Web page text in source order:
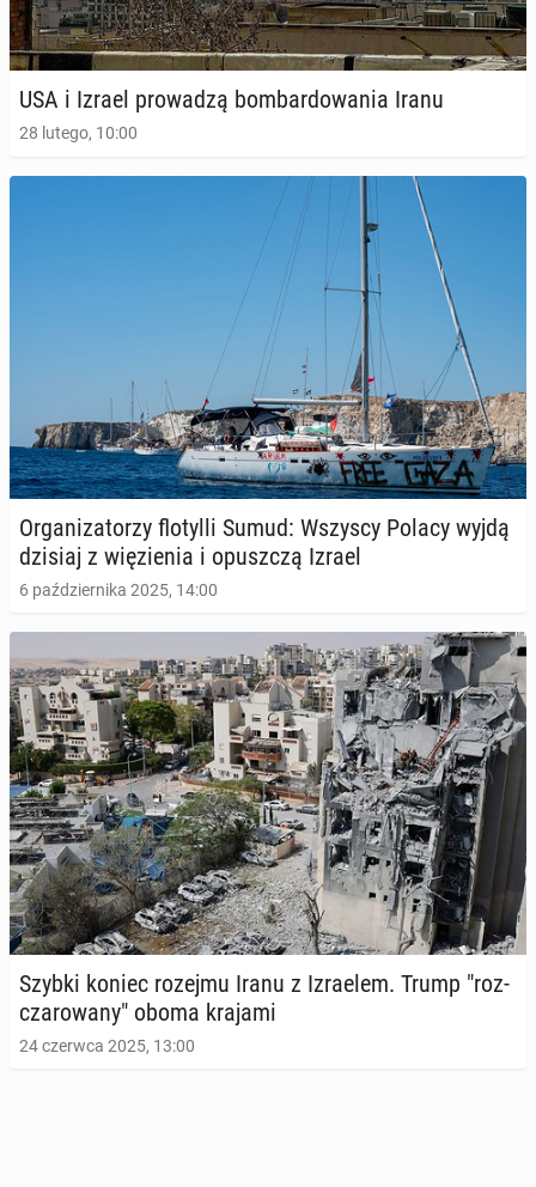
USA i Izrael pro­wa­dzą bom­bar­do­wa­nia Iranu
28 lutego, 10:00
Or­ga­ni­za­to­rzy flo­tyl­li Sumud: Wszyscy Polacy wyjdą
dzisiaj z wię­zie­nia i opusz­czą Izrael
6 października 2025, 14:00
Szybki koniec rozejmu Iranu z Izra­elem. Trump "roz­
cza­ro­wa­ny" oboma krajami
24 czerwca 2025, 13:00